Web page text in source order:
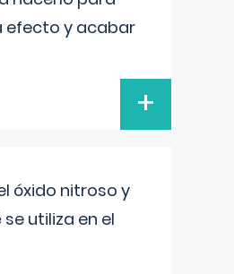
efecto y acabar
+
óxido nitroso y
utiliza en el